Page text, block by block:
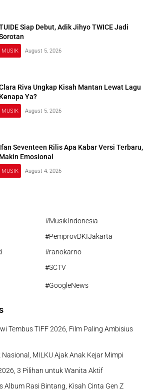
Siap Debut, Adik Jihyo TWICE Jadi
MUSIK August 5, 2026
Riva Ungkap Kisah Mantan Lewat Lagu
Kenapa Ya?
MUSIK August 5, 2026
Ifan Seventeen Rilis Apa Kabar Versi Terbaru,
Makin Emosional
MUSIK August 4, 2026
#MusikIndonesia
#PemprovDKIJakarta
#ranokarno
#SCTV
#GoogleNews
Tembus TIFF 2026, Film Paling Ambisius
MILKU Ajak Anak Kejar Mimpi
3 Pilihan untuk Wanita Aktif
Album Rasi Bintang, Kisah Cinta Gen Z